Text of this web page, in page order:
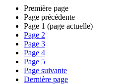
Première page
Page précédente
Page 1 (page actuelle)
Page 2
Page 3
Page 4
Page 5
Page suivante
Dernière page